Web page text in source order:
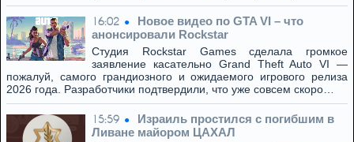
16:02
Новое видео по GTA VI – что
анонсировали Rockstar
Студия Rockstar Games сделала громкое
заявление касательно Grand Theft Auto VI —
пожалуй, самого грандиозного и ожидаемого игрового релиза
2026 года. Разработчики подтвердили, что уже совсем скоро…
15:59
Израиль простился с погибшим в
Ливане майором ЦАХАЛ